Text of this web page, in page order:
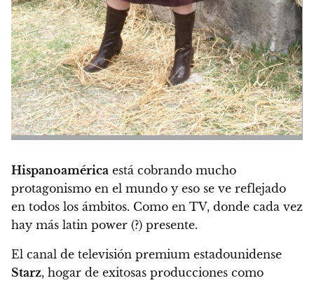
Hispanoamérica está cobrando mucho
protagonismo en el mundo y eso se ve reflejado
en todos los ámbitos. Como en TV, donde cada vez
hay más latin power (?) presente.
El canal de televisión premium estadounidense
Starz, hogar de exitosas producciones como